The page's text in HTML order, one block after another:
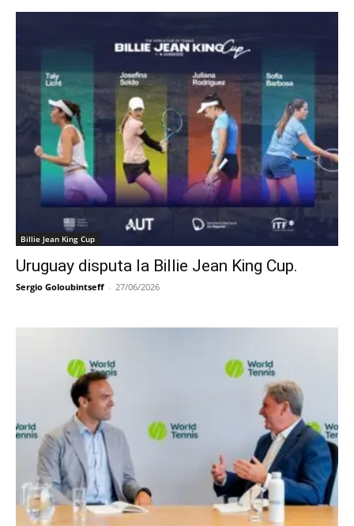
Billie Jean King Cup
Uruguay disputa la Billie Jean King Cup.
Sergio Goloubintseff - 27/06/2026